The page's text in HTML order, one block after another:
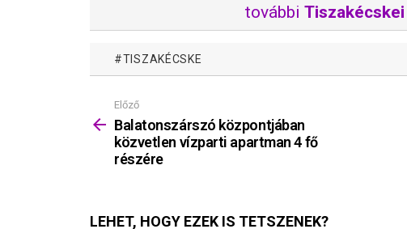
további Tiszakécskei
TISZAKÉCSKE
Mutass
többet
Előző
Balatonszárszó központjában
közvetlen vízparti apartman 4 fő
részére
LEHET, HOGY EZEK IS TETSZENEK?